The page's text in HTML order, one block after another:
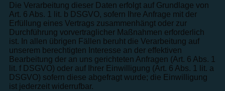
Die Verarbeitung dieser Daten erfolgt auf Grundlage von
Art. 6 Abs. 1 lit. b DSGVO, sofern Ihre Anfrage mit der
Erfüllung eines Vertrags zusammenhängt oder zur
Durchführung vorvertraglicher Maßnahmen erforderlich
ist. In allen übrigen Fällen beruht die Verarbeitung auf
unserem berechtigten Interesse an der effektiven
Bearbeitung der an uns gerichteten Anfragen (Art. 6 Abs. 1
lit. f DSGVO) oder auf Ihrer Einwilligung (Art. 6 Abs. 1 lit. a
DSGVO) sofern diese abgefragt wurde; die Einwilligung
ist jederzeit widerrufbar.